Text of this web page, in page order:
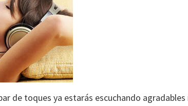
de toques ya estarás escuchando